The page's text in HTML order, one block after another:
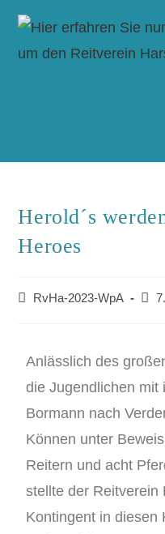
Herold´s
Heroes
RvHa-2023-WpA
Anlässlich des
die Jugendlichen mit
Bormann nach
Können unter
Reitern und acht
stellte der Reitverein
Kontingent in diesen